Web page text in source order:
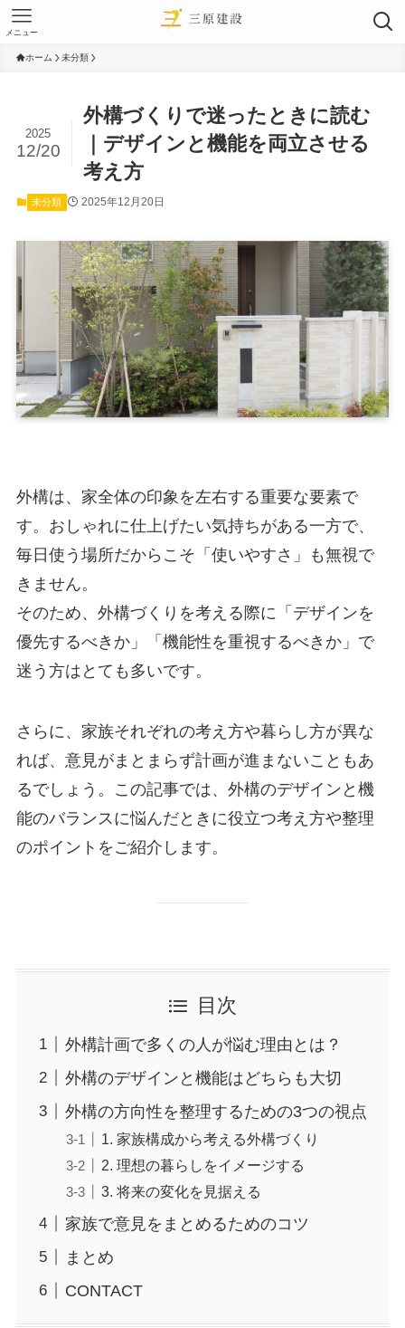
メニュー
ホーム 未分類
外構づくりで迷ったときに読む
｜デザインと機能を両立させる
考え方
2025
12/20
未分類 2025年12月20日
外構は、家全体の印象を左右する重要な要素で
す。おしゃれに仕上げたい気持ちがある一方で、
毎日使う場所だからこそ「使いやすさ」も無視で
きません。
そのため、外構づくりを考える際に「デザインを
優先するべきか」「機能性を重視するべきか」で
迷う方はとても多いです。
さらに、家族それぞれの考え方や暮らし方が異な
れば、意見がまとまらず計画が進まないこともあ
るでしょう。この記事では、外構のデザインと機
能のバランスに悩んだときに役立つ考え方や整理
のポイントをご紹介します。
目次
外構計画で多くの人が悩む理由とは？
外構のデザインと機能はどちらも大切
外構の方向性を整理するための3つの視点
1. 家族構成から考える外構づくり
2. 理想の暮らしをイメージする
3. 将来の変化を見据える
家族で意見をまとめるためのコツ
まとめ
CONTACT